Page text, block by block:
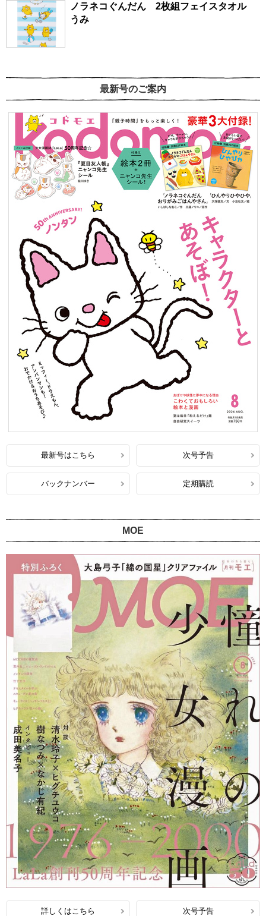
ノラネコぐんだん 2枚組フェイスタオル
うみ
最新号のご案内
最新号はこちら 次号予告
バックナンバー 定期購読
MOE
詳しくはこちら 次号予告